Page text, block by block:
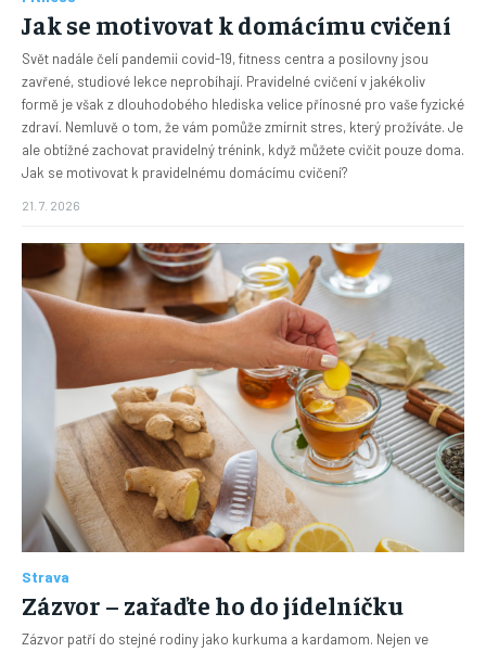
Jak se motivovat k domácímu cvičení
Svět nadále čelí pandemii covid-19, fitness centra a posilovny jsou
zavřené, studiové lekce neprobíhají. Pravidelné cvičení v jakékoliv
formě je však z dlouhodobého hlediska velice přínosné pro vaše fyzické
zdraví. Nemluvě o tom, že vám pomůže zmírnit stres, který prožíváte. Je
ale obtížné zachovat pravidelný trénink, když můžete cvičit pouze doma.
Jak se motivovat k pravidelnému domácímu cvičení?
21. 7. 2026
Strava
Zázvor – zařaďte ho do jídelníčku
Zázvor patří do stejné rodiny jako kurkuma a kardamom. Nejen ve